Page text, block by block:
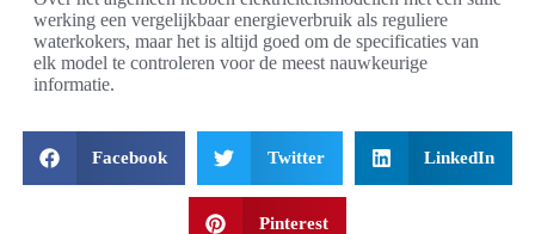
werking een vergelijkbaar energieverbruik als reguliere
waterkokers, maar het is altijd goed om de specificaties van
elk model te controleren voor de meest nauwkeurige
informatie.
Facebook Twitter LinkedIn
Pinterest